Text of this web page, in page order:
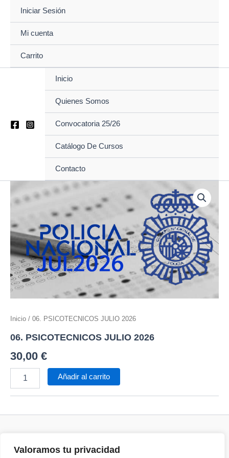
Valoramos tu privacidad
contenido
Iniciar Sesión
Mi cuenta
Carrito
Inicio
Quienes Somos
Convocatoria 25/26
Catálogo De Cursos
Contacto
Inicio / 06. PSICOTECNICOS JULIO 2026
06. PSICOTECNICOS JULIO 2026
30,00 €
PSICOTECNICOS
JULIO
cantidad
Añadir al carrito
Términos y Condiciones